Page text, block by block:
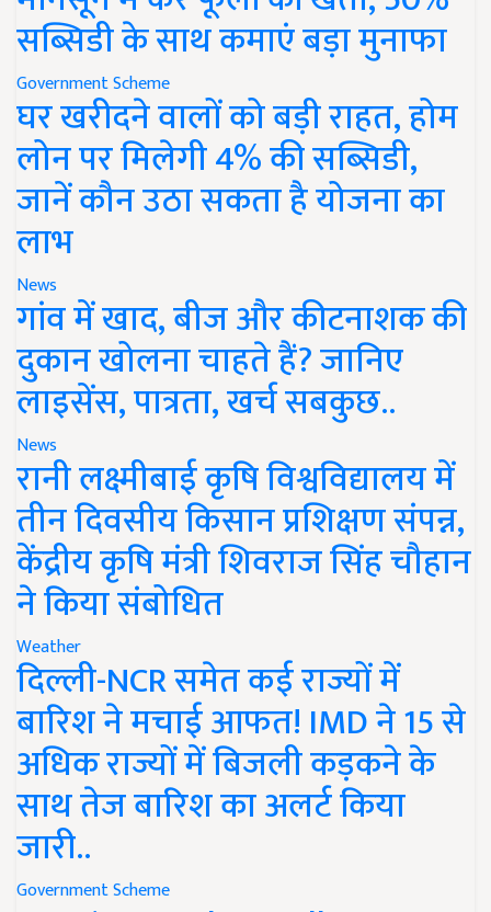
सब्सिडी के साथ कमाएं बड़ा मुनाफा
Government Scheme
घर खरीदने वालों को बड़ी राहत, होम
लोन पर मिलेगी 4% की सब्सिडी,
जानें कौन उठा सकता है योजना का
लाभ
News
गांव में खाद, बीज और कीटनाशक की
दुकान खोलना चाहते हैं? जानिए
लाइसेंस, पात्रता, खर्च सबकुछ..
News
रानी लक्ष्मीबाई कृषि विश्वविद्यालय में
तीन दिवसीय किसान प्रशिक्षण संपन्न,
केंद्रीय कृषि मंत्री शिवराज सिंह चौहान
ने किया संबोधित
Weather
दिल्ली-NCR समेत कई राज्यों में
बारिश ने मचाई आफत! IMD ने 15 से
अधिक राज्यों में बिजली कड़कने के
साथ तेज बारिश का अलर्ट किया
जारी..
Government Scheme